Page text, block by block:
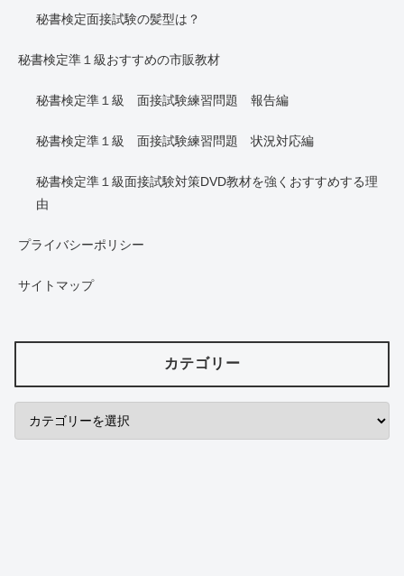
秘書検定面接試験の髪型は？
秘書検定準１級おすすめの市販教材
秘書検定準１級 面接試験練習問題 報告編
秘書検定準１級 面接試験練習問題 状況対応編
秘書検定準１級面接試験対策DVD教材を強くおすすめする理
由
プライバシーポリシー
サイトマップ
カテゴリー